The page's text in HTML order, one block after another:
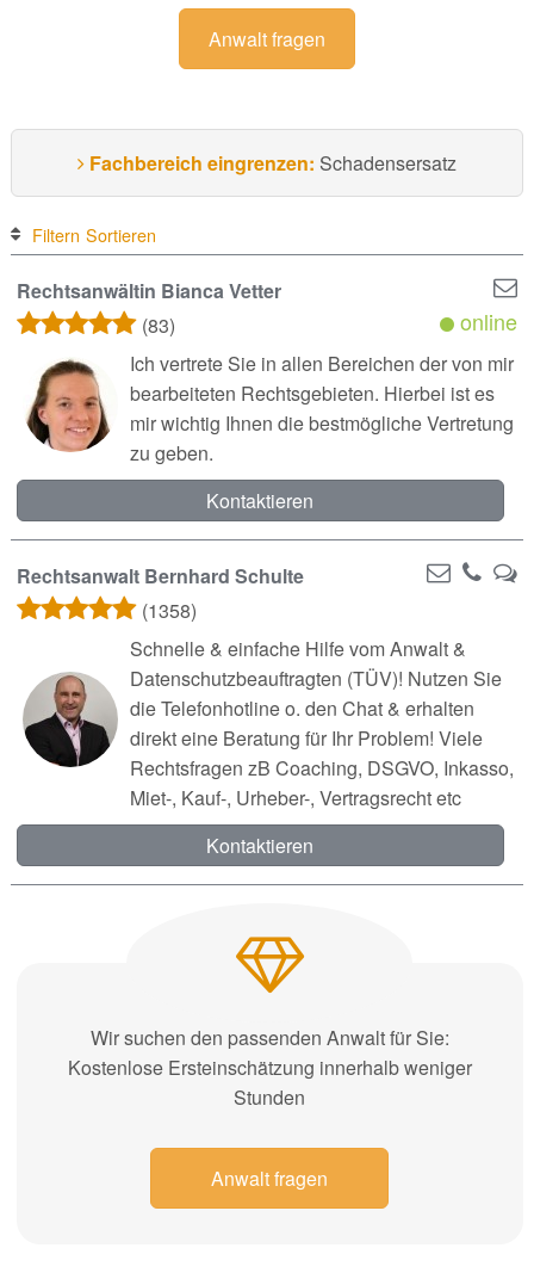
Anwalt fragen
Fachbereich eingrenzen: Schadensersatz
Filtern Sortieren
Rechtsanwältin Bianca Vetter
(83)
online
Ich vertrete Sie in allen Bereichen der von mir
bearbeiteten Rechtsgebieten. Hierbei ist es
mir wichtig Ihnen die bestmögliche Vertretung
zu geben.
Kontaktieren
Rechtsanwalt Bernhard Schulte
(1358)
Schnelle & einfache Hilfe vom Anwalt &
Datenschutzbeauftragten (TÜV)! Nutzen Sie
die Telefonhotline o. den Chat & erhalten
direkt eine Beratung für Ihr Problem! Viele
Rechtsfragen zB Coaching, DSGVO, Inkasso,
Miet-, Kauf-, Urheber-, Vertragsrecht etc
Kontaktieren
Wir suchen den passenden Anwalt für Sie:
Kostenlose Ersteinschätzung innerhalb weniger
Stunden
Anwalt fragen